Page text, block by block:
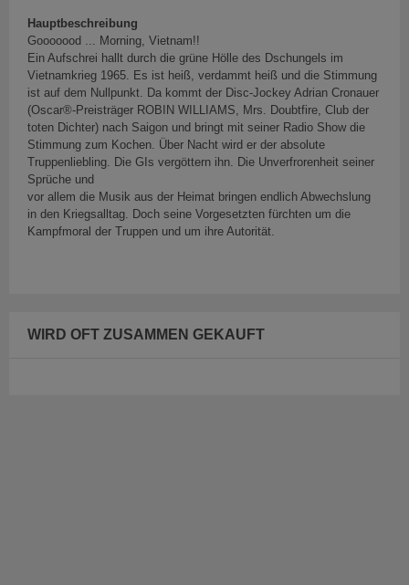
Hauptbeschreibung
Gooooood ... Morning, Vietnam!!
Ein Aufschrei hallt durch die grüne Hölle des Dschungels im
Vietnamkrieg 1965. Es ist heiß, verdammt heiß und die Stimmung
ist auf dem Nullpunkt. Da kommt der Disc-Jockey Adrian Cronauer
(Oscar®-Preisträger ROBIN WILLIAMS, Mrs. Doubtfire, Club der
toten Dichter) nach Saigon und bringt mit seiner Radio Show die
Stimmung zum Kochen. Über Nacht wird er der absolute
Truppenliebling. Die GIs vergöttern ihn. Die Unverfrorenheit seiner
Sprüche und
vor allem die Musik aus der Heimat bringen endlich Abwechslung
in den Kriegsalltag. Doch seine Vorgesetzten fürchten um die
Kampfmoral der Truppen und um ihre Autorität.
WIRD OFT ZUSAMMEN GEKAUFT